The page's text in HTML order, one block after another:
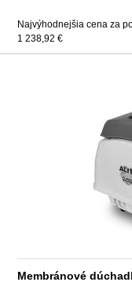
Najvýhodnejšia cena za
1 238,92 €
Membránové